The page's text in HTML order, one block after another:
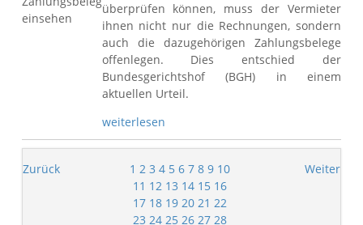
überprüfen können, muss der Vermieter
ihnen nicht nur die Rechnungen, sondern
auch die dazugehörigen Zahlungsbelege
offenlegen. Dies entschied der
Bundesgerichtshof (BGH) in einem
aktuellen Urteil.
weiterlesen
Zurück 1 2 3 4 5 6 7 8 9 10
11 12 13 14 15 16
17 18 19 20 21 22
23 24 25 26 27 28
Weiter